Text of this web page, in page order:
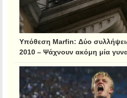
Υπόθεση Marfin: Δύο
2010 – Ψάχνουν ακόμη μία